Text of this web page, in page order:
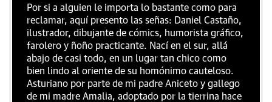
Por si a alguien le importa lo bastante como para
reclamar, aquí presento las señas: Daniel Castaño,
ilustrador, dibujante de cómics, humorista gráfico,
farolero y ñoño practicante. Nací en el sur, allá
abajo de casi todo, en un lugar tan chico como
bien lindo al oriente de su homónimo cauteloso.
Asturiano por parte de mi padre Aniceto y gallego
de mi madre Amalia, adoptado por la tierrina hace